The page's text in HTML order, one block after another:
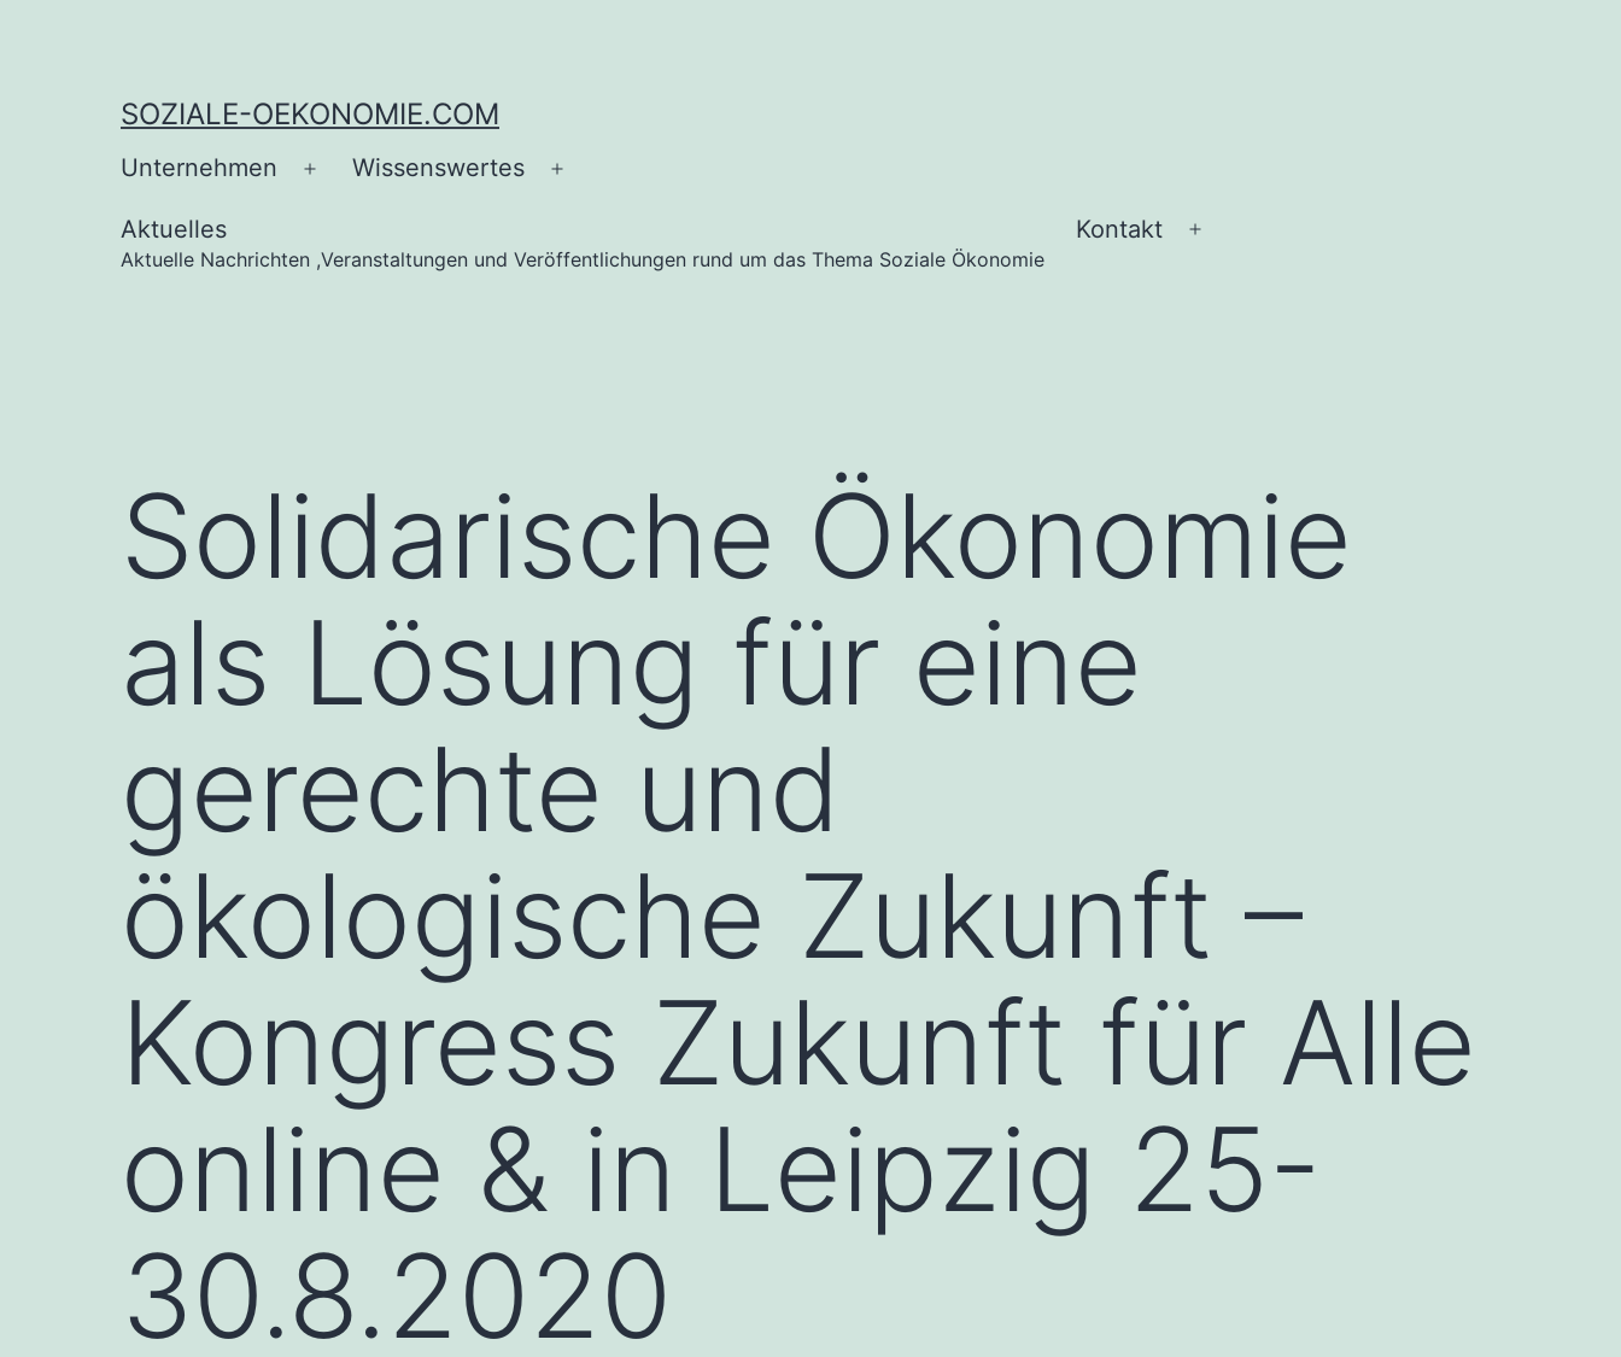
SOZIALE-OEKONOMIE.COM
Unternehmen
Menü
Wissenswertes
Aktuelles
Aktuelle Nachrichten ,Veranstaltungen und Veröffentlichungen rund um das Thema Soziale Ökonomie
Kontakt
Solidarische Ökonomie
als Lösung für eine
gerechte und
ökologische Zukunft –
Kongress Zukunft für Alle
online & in Leipzig 25-
30.8.2020